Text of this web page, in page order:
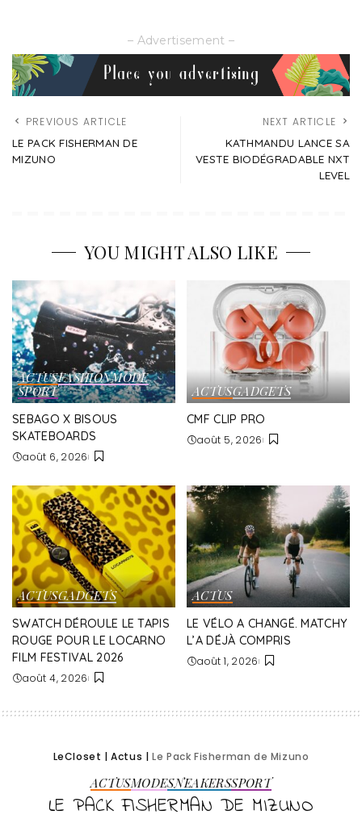
– Advertisement –
PREVIOUS ARTICLE
LE PACK FISHERMAN DE
MIZUNO
NEXT ARTICLE
KATHMANDU LANCE SA
VESTE BIODÉGRADABLE NXT
LEVEL
YOU MIGHT ALSO LIKE
ACTUSFASHIONMODE
SPORT
SEBAGO X BISOUS
SKATEBOARDS
août 6, 2026
ACTUSGADGETS
CMF CLIP PRO
août 5, 2026
ACTUSGADGETS
SWATCH DÉROULE LE TAPIS
ROUGE POUR LE LOCARNO
FILM FESTIVAL 2026
août 4, 2026
ACTUS
LE VÉLO A CHANGÉ. MATCHY
L’A DÉJÀ COMPRIS
août 1, 2026
LeCloset |Actus |Le Pack Fisherman de Mizuno
ACTUSMODESNEAKERSSPORT
LE PACK FISHERMAN DE MIZUNO